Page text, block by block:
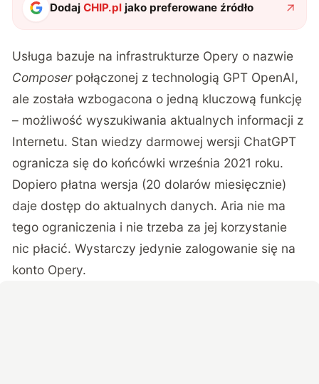
DodajCHIP.pl jako preferowane źródło
Usługa bazuje na infrastrukturze Opery o nazwie
Composerpołączonej z technologią GPT OpenAI,
ale została wzbogacona o jedną kluczową funkcję
– możliwość wyszukiwania aktualnych informacji z
Internetu. Stan wiedzy darmowej wersji ChatGPT
ogranicza się do końcówki września 2021 roku.
Dopiero płatna wersja (20 dolarów miesięcznie)
daje dostęp do aktualnych danych. Aria nie ma
tego ograniczenia i nie trzeba za jej korzystanie
nic płacić. Wystarczy jedynie zalogowanie się na
konto Opery.